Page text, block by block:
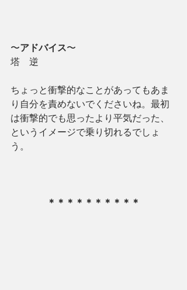
〜アドバイス〜
塔　逆
ちょっと衝撃的なことがあってもあま
り自分を責めないでくださいね。最初
は衝撃的でも思ったより平気だった、
というイメージで乗り切れるでしょ
う。
＊＊＊＊＊＊＊＊＊＊